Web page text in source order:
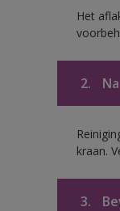
Het
2.
kraan.
3.